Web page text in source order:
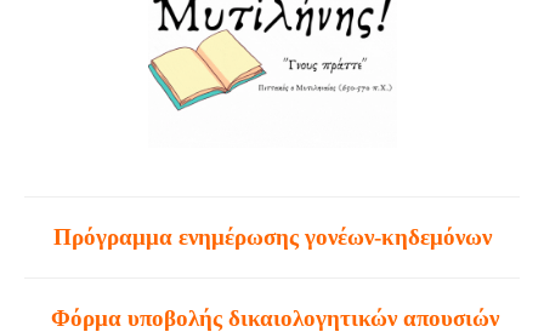
Πρόγραμμα ενημέρωσης γονέων-κηδεμόνων
Φόρμα υποβολής δικαιολογητικών απουσιών